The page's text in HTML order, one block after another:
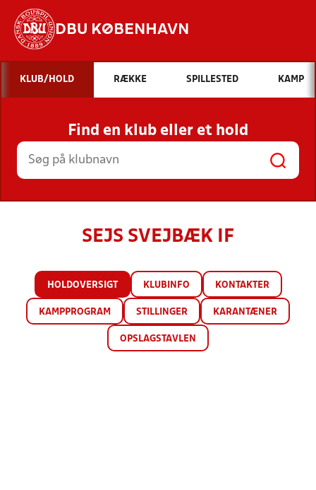
DBU KØBENHAVN
Hvad vil du søge efter?
INDHOLD OG NYHEDER
STILLINGER, RESULTATER, KLUBBER OG
HOLD
KLUB/HOLD RÆKKE SPILLESTED KAMP
Find en klub eller et hold
SEJS SVEJBÆK IF
HOLDOVERSIGT KLUBINFO KONTAKTER
KAMPPROGRAM STILLINGER KARANTÆNER
OPSLAGSTAVLEN